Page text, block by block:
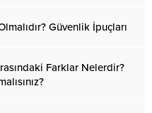
Güvenlik İpuçları
Farklar Nelerdir?